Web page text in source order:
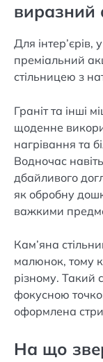
виразний
Для
преміальний
стільницею з
Граніт та інші
щоденне
нагрівання та
Водночас
дбайливого
як обробну
важкими
Кам’яна
малюнок, тому
різному. Такий
фокусною
оформлена
На що